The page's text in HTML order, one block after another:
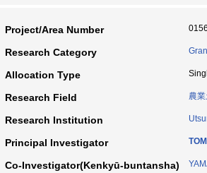
Project/Area Number
Research Category
Allocation Type
Research Field 農
Research Institution
Principal Investigator
Co-Investigator(Kenkyū-buntansha)